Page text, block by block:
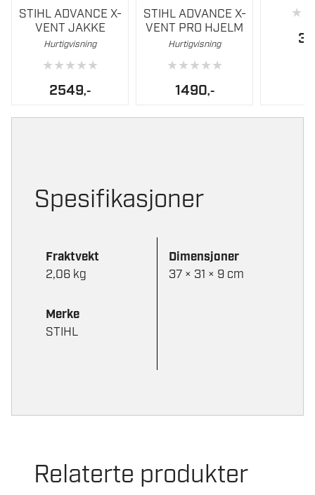
STIHL ADVANCE X-
VENT JAKKE
Hurtigvisning
★★★★★
2549,-
produktet
varianter.
Alternativene
velges
STIHL ADVANCE X-
VENT PRO HJELM
Hurtigvisning
★★★★★
1490,-
★
produktet
velges
Spesifikasjoner
Fraktvekt
2,06 kg
Dimensjoner
37 × 31 × 9 cm
Merke
STIHL
Relaterte produkter